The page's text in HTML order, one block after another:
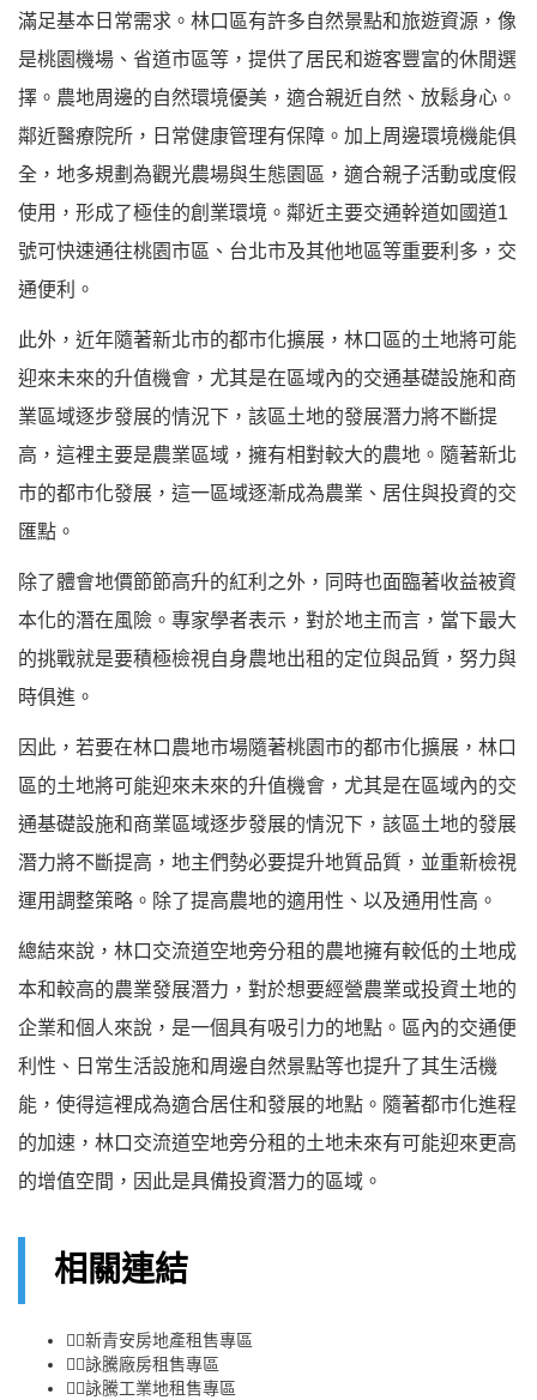
滿足基本日常需求。林口區有許多自然景點和旅遊資源，像
是桃園機場、省道市區等，提供了居民和遊客豐富的休閒選
擇。農地周邊的自然環境優美，適合親近自然、放鬆身心。
鄰近醫療院所，日常健康管理有保障。加上周邊環境機能俱
全，地多規劃為觀光農場與生態園區，適合親子活動或度假
使用，形成了極佳的創業環境。鄰近主要交通幹道如國道1
號可快速通往桃園市區、台北市及其他地區等重要利多，交
通便利。
此外，近年隨著新北市的都市化擴展，林口區的土地將可能
迎來未來的升值機會，尤其是在區域內的交通基礎設施和商
業區域逐步發展的情況下，該區土地的發展潛力將不斷提
高，這裡主要是農業區域，擁有相對較大的農地。隨著新北
市的都市化發展，這一區域逐漸成為農業、居住與投資的交
匯點。
除了體會地價節節高升的紅利之外，同時也面臨著收益被資
本化的潛在風險。專家學者表示，對於地主而言，當下最大
的挑戰就是要積極檢視自身農地出租的定位與品質，努力與
時俱進。
因此，若要在林口農地市場隨著桃園市的都市化擴展，林口
區的土地將可能迎來未來的升值機會，尤其是在區域內的交
通基礎設施和商業區域逐步發展的情況下，該區土地的發展
潛力將不斷提高，地主們勢必要提升地質品質，並重新檢視
運用調整策略。除了提高農地的適用性、以及通用性高。
總結來說，林口交流道空地旁分租的農地擁有較低的土地成
本和較高的農業發展潛力，對於想要經營農業或投資土地的
企業和個人來說，是一個具有吸引力的地點。區內的交通便
利性、日常生活設施和周邊自然景點等也提升了其生活機
能，使得這裡成為適合居住和發展的地點。隨著都市化進程
的加速，林口交流道空地旁分租的土地未來有可能迎來更高
的增值空間，因此是具備投資潛力的區域。
相關連結
👉🏻新青安房地產租售專區
👉🏻詠騰廠房租售專區
👉🏻詠騰工業地租售專區